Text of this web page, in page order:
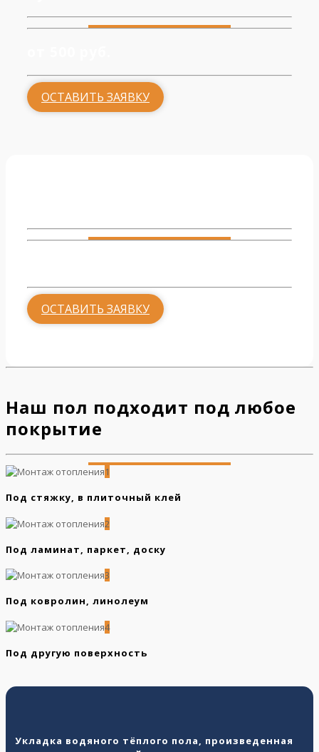
ОСТАВИТЬ ЗАЯВКУ
ОСТАВИТЬ ЗАЯВКУ
Наш пол подходит под любое
покрытие
1
Под стяжку, в плиточный клей
2
Под ламинат, паркет, доску
3
Под ковролин, линолеум
4
Под другую поверхность
Укладка водяного тёплого пола, произведенная